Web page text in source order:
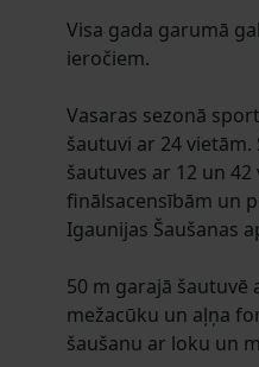
Visa gada garumā
ieročiem.
Vasaras sezonā
šautuvi ar 24
šautuves ar 12 un
finālsacensībām un
Igaunijas Šaušanas
50 m garajā
mežacūku un aļņa
šaušanu ar loku un